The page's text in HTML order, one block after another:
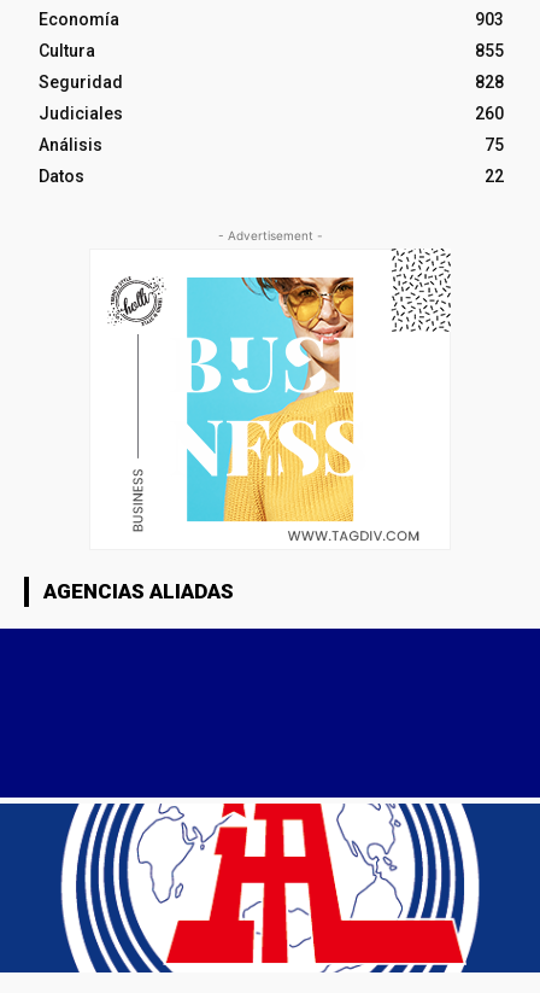
Economía
903
Cultura
855
Seguridad
828
Judiciales
260
Análisis
75
Datos
22
- Advertisement -
AGENCIAS ALIADAS